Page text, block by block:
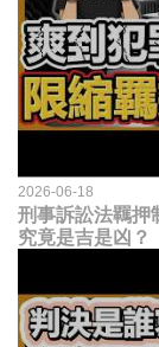
2026-06-18
刑事訴訟法羈押
究竟是吉是凶？